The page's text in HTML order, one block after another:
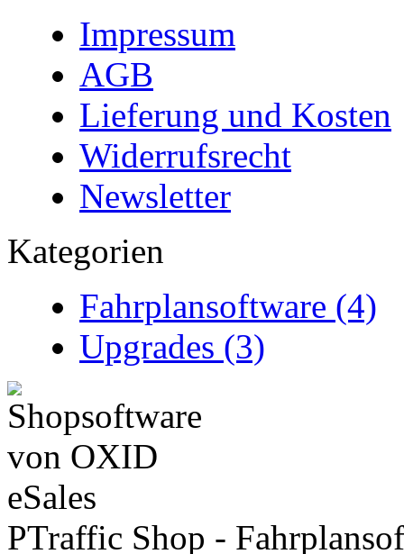
Impressum
AGB
Lieferung und Kosten
Widerrufsrecht
Newsletter
Kategorien
Fahrplansoftware (4)
Upgrades (3)
PTraffic Shop -